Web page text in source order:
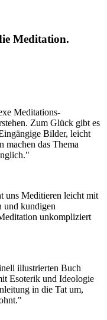
Meditation.
Meditations-
Zum Glück gibt es
Bilder, leicht
machen das Thema
uns Meditieren leicht mit
und kundigen
unkompliziert
illustrierten Buch
Esoterik und Ideologie
in die Tat um,